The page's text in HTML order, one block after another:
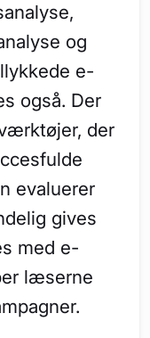
og
e-
også. Der
der
evaluerer
gives
med e-
læserne